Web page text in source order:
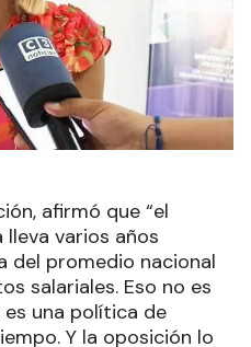
afirmó que “el
varios años
del promedio nacional
salariales. Eso no es
una política de
Y la oposición lo